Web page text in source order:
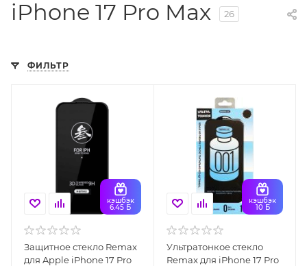
iPhone 17 Pro Max 26
ФИЛЬТР
кэшбэк
6.45 Б
Защитное стекло Remax
для Apple iPhone 17 Pro
кэшбэк
10 Б
Ультратонкое стекло
Remax для iPhone 17 Pro